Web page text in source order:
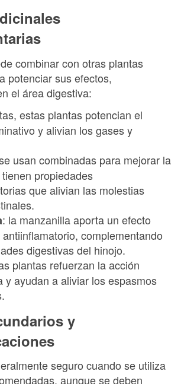
combinar con otras plantas
potenciar sus efectos,
el área digestiva:
estas plantas potencian el
y alivian los gases y
usan combinadas para mejorar la
propiedades
que alivian las molestias
: la manzanilla aporta un efecto
complementando
digestivas del hinojo.
plantas refuerzan la acción
y ayudan a aliviar los espasmos
y
seguro cuando se utiliza
aunque se deben